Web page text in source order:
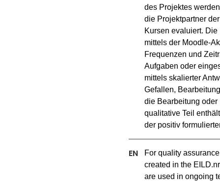
des Projektes
die Projektpartner
Kursen evaluiert.
mittels der Moodle-
Frequenzen und
Aufgaben oder
mittels skalierter
Gefallen,
die Bearbeitung
qualitative Teil
der positiv
For quality
created in the
are used in ongoing